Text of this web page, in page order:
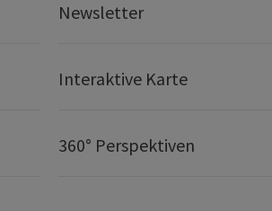
Newsletter
Interaktive Karte
360° Perspektiven